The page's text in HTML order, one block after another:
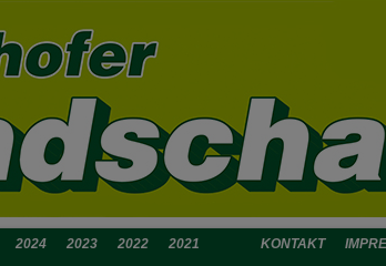
2024 2023 2022
2021
KONTAKT